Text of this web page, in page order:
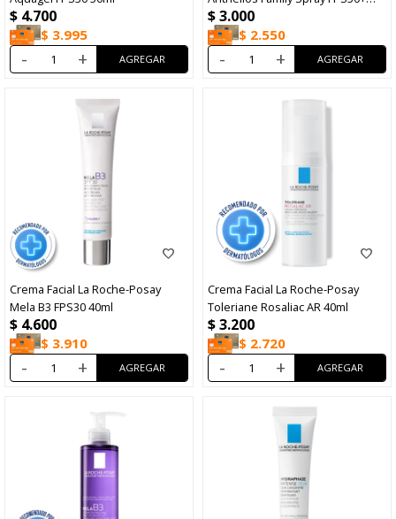
$ 4.700
$ 3.995
- +
300ml
$3.000
$ 2.550
- +
Crema Facial La Roche-Posay
Mela B3 FPS30 40ml
$ 4.600
$ 3.910
- +
Crema Facial La Roche-Posay
Toleriane Rosaliac AR 40ml
$3.200
$ 2.720
- +